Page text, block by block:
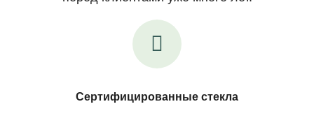
Сертифицированные стекла